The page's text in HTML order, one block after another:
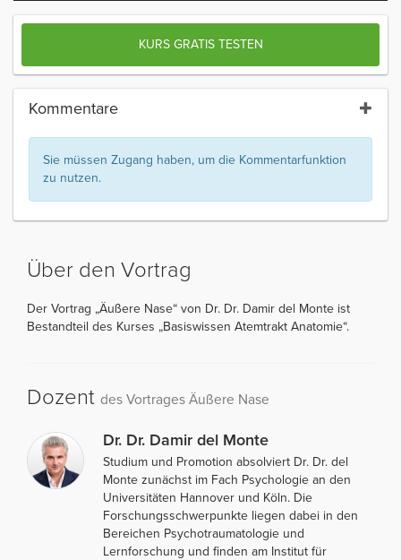
KURS GRATIS TESTEN
Kommentare
Sie müssen Zugang haben, um die Kommentarfunktion
zu nutzen.
Über den Vortrag
Der Vortrag „Äußere Nase“ von Dr. Dr. Damir del Monte ist
Bestandteil des Kurses „Basiswissen Atemtrakt Anatomie“.
Dozent des Vortrages Äußere Nase
Dr. Dr. Damir del Monte
Studium und Promotion absolviert Dr. Dr. del
Monte zunächst im Fach Psychologie an den
Universitäten Hannover und Köln. Die
Forschungsschwerpunkte liegen dabei in den
Bereichen Psychotraumatologie und
Lernforschung und finden am Institut für